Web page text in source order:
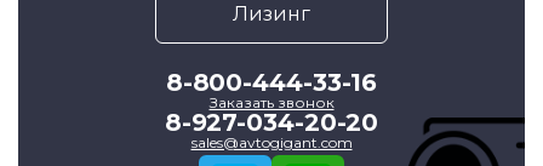
Лизинг
8-800-444-33-16
Заказать звонок
8-927-034-20-20
sales@avtogigant.com